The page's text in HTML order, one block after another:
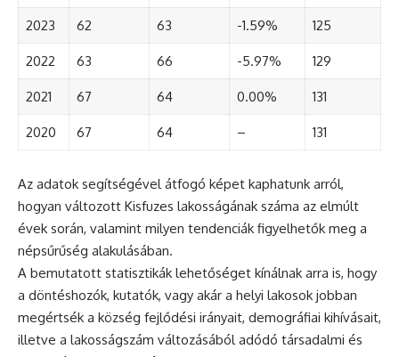
2023 62 63 -1.59% 125
2022 63 66 -5.97% 129
2021 67 64 0.00% 131
2020 67 64 – 131
Az adatok segítségével átfogó képet kaphatunk arról,
hogyan változott Kisfuzes lakosságának száma az elmúlt
évek során, valamint milyen tendenciák figyelhetők meg a
népsűrűség alakulásában.
A bemutatott statisztikák lehetőséget kínálnak arra is, hogy
a döntéshozók, kutatók, vagy akár a helyi lakosok jobban
megértsék a község fejlődési irányait, demográfiai kihívásait,
illetve a lakosságszám változásából adódó társadalmi és